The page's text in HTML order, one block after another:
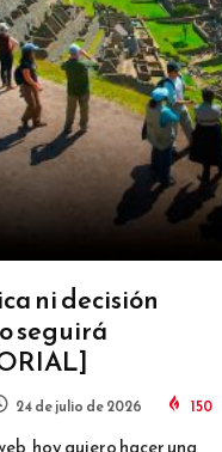
ni decisión
seguirá
24 de julio de 2026 150
hoy quiero hacer una